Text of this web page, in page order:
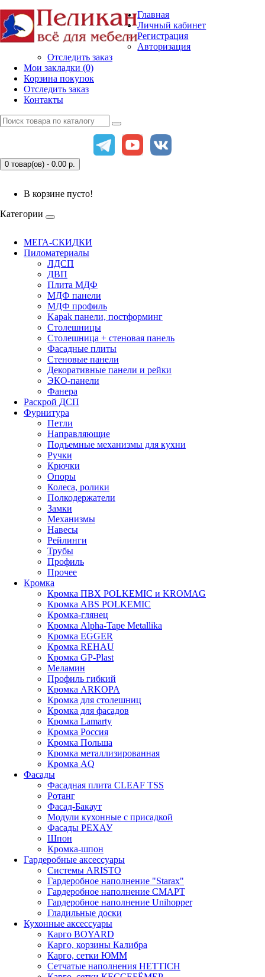
Главная
Личный кабинет
Регистрация
Авторизация
Отследить заказ
Мои закладки (0)
Корзина покупок
Отследить заказ
Контакты
0 товар(ов) - 0.00 р.
В корзине пусто!
Категории
МЕГА-СКИДКИ
Пиломатериалы
ЛДСП
ДВП
Плита МДФ
МДФ панели
МДФ профиль
Kapak панели, постформинг
Столешницы
Столешница + стеновая панель
Фасадные плиты
Стеновые панели
Декоративные панели и рейки
ЭКО-панели
Фанера
Раскрой ДСП
Фурнитура
Петли
Направляющие
Подъемные механизмы для кухни
Ручки
Крючки
Опоры
Колеса, ролики
Полкодержатели
Замки
Механизмы
Навесы
Рейлинги
Трубы
Профиль
Прочее
Кромка
Кромка ПВХ POLKEMIC и KROMAG
Кромка ABS POLKEMIС
Кромка-глянец
Кромка Alpha-Tape Metallika
Кромка EGGER
Кромка REHAU
Кромка GP-Plast
Меламин
Профиль гибкий
Кромка ARKOPA
Кромка для столешниц
Кромка для фасадов
Кромка Lamarty
Кромка Россия
Кромка Польша
Кромка металлизированная
Кромка AQ
Фасады
Фасадная плита CLEAF TSS
Ротанг
Фасад-Бакаут
Модули кухонные с присадкой
Фасады РЕХАУ
Шпон
Кромка-шпон
Гардеробные аксессуары
Системы ARISTO
Гардеробное наполнение "Starax"
Гардеробное наполнение СМАРТ
Гардеробное наполнение Unihopper
Гладильные доски
Кухонные аксессуары
Карго BOYARD
Карго, корзины Калибра
Карго, сетки ЮММ
Сетчатые наполнения HETTICH